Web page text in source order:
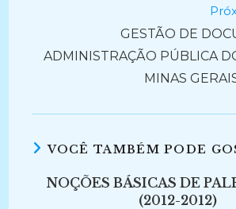
GESTÃO DE
ADMINISTRAÇÃO PÚBLICA
MINAS
VOCÊ TAMBÉM PODE
NOÇÕES BÁSICAS DE
(2012-2012)